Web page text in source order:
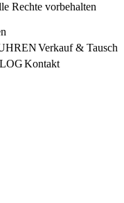
Rechte vorbehalten
Verkauf & Tausch
Kontakt